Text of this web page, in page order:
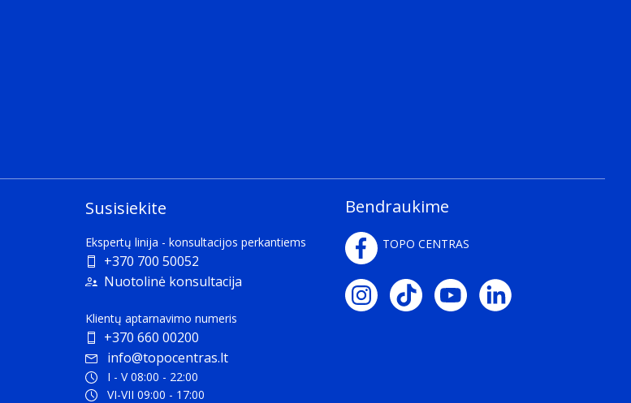
Susisiekite
Ekspertų linija - konsultacijos perkantiems
+370 700 50052
Nuotolinė konsultacija
Klientų aptarnavimo numeris
+370 660 00200
info@topocentras.lt
I - V 08:00 - 22:00
VI-VII 09:00 - 17:00
Bendraukime
TOPO CENTRAS